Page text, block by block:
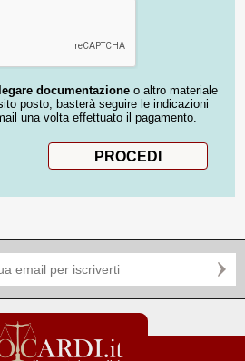
documentazione o altro materiale
posto, basterà seguire le indicazioni
una volta effettuato il pagamento.